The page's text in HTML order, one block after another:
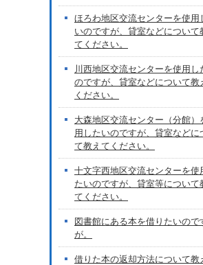
ほろわ地区交流センターを使用
いのですが、貸室などについて
てください。
川西地区交流センターを使用し
のですが、貸室などについて教
ください。
大森地区交流センター（分館）
用したいのですが、貸室などに
て教えてください。
十文字西地区交流センターを使
たいのですが、貸室等について
てください。
図書館にある本を借りたいので
が。
借りた本の返却方法について教